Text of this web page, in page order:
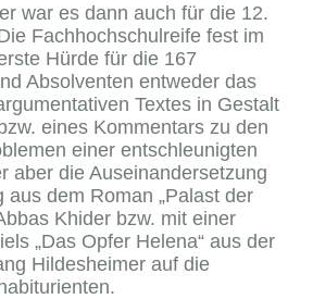
war es dann auch für die 12.
Fachhochschulreife fest im
Hürde für die 167
Absolventen entweder das
Textes in Gestalt
eines Kommentars zu den
einer entschleunigten
aber die Auseinandersetzung
aus dem Roman „Palast der
Khider bzw. mit einer
„Das Opfer Helena“ aus der
Hildesheimer auf die